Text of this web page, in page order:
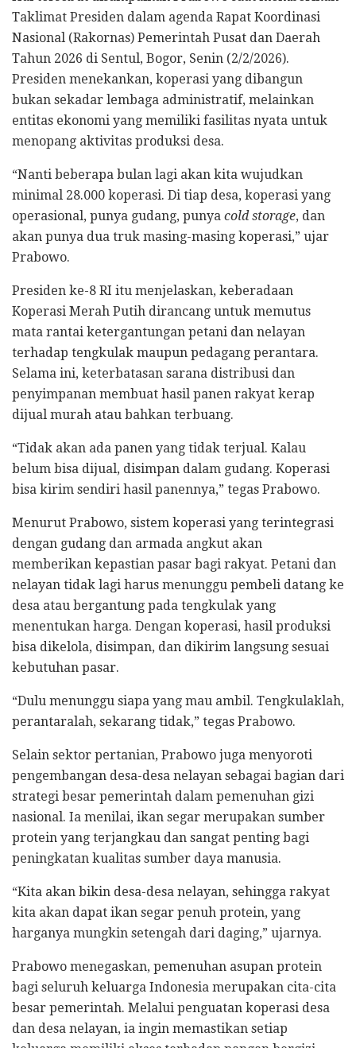
Taklimat Presiden dalam agenda Rapat Koordinasi
Nasional (Rakornas) Pemerintah Pusat dan Daerah
Tahun 2026 di Sentul, Bogor, Senin (2/2/2026).
Presiden menekankan, koperasi yang dibangun
bukan sekadar lembaga administratif, melainkan
entitas ekonomi yang memiliki fasilitas nyata untuk
menopang aktivitas produksi desa.
“Nanti beberapa bulan lagi akan kita wujudkan
minimal 28.000 koperasi. Di tiap desa, koperasi yang
operasional, punya gudang, punya cold storage, dan
akan punya dua truk masing-masing koperasi,” ujar
Prabowo.
Presiden ke-8 RI itu menjelaskan, keberadaan
Koperasi Merah Putih dirancang untuk memutus
mata rantai ketergantungan petani dan nelayan
terhadap tengkulak maupun pedagang perantara.
Selama ini, keterbatasan sarana distribusi dan
penyimpanan membuat hasil panen rakyat kerap
dijual murah atau bahkan terbuang.
“Tidak akan ada panen yang tidak terjual. Kalau
belum bisa dijual, disimpan dalam gudang. Koperasi
bisa kirim sendiri hasil panennya,” tegas Prabowo.
Menurut Prabowo, sistem koperasi yang terintegrasi
dengan gudang dan armada angkut akan
memberikan kepastian pasar bagi rakyat. Petani dan
nelayan tidak lagi harus menunggu pembeli datang ke
desa atau bergantung pada tengkulak yang
menentukan harga. Dengan koperasi, hasil produksi
bisa dikelola, disimpan, dan dikirim langsung sesuai
kebutuhan pasar.
“Dulu menunggu siapa yang mau ambil. Tengkulaklah,
perantaralah, sekarang tidak,” tegas Prabowo.
Selain sektor pertanian, Prabowo juga menyoroti
pengembangan desa-desa nelayan sebagai bagian dari
strategi besar pemerintah dalam pemenuhan gizi
nasional. Ia menilai, ikan segar merupakan sumber
protein yang terjangkau dan sangat penting bagi
peningkatan kualitas sumber daya manusia.
“Kita akan bikin desa-desa nelayan, sehingga rakyat
kita akan dapat ikan segar penuh protein, yang
harganya mungkin setengah dari daging,” ujarnya.
Prabowo menegaskan, pemenuhan asupan protein
bagi seluruh keluarga Indonesia merupakan cita-cita
besar pemerintah. Melalui penguatan koperasi desa
dan desa nelayan, ia ingin memastikan setiap